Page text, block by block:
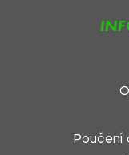
Poučení